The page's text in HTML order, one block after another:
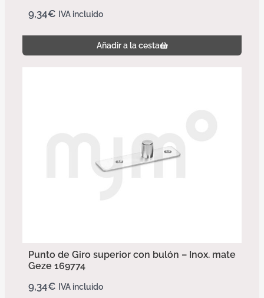
9,34€ IVA incluido
Añadir a la cesta
Punto de Giro superior con bulón – Inox. mate
Geze 169774
9,34€ IVA incluido